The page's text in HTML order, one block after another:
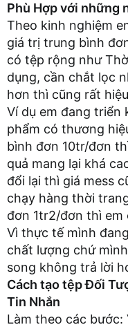
Phù Hợp với những
Theo kinh nghiệm
giá trị trung bình
có tệp rộng như
dụng, cần chắt lọc
hơn thì cũng rất
Ví dụ em đang triển
phẩm có thương
bình đơn 10tr/đơn
quả mang lại khá
đổi lại thì giá mess
chạy hàng thời
đơn 1tr2/đơn thì em
Vì thực tế mình
chất lượng chứ
song không trả lời
Cách tạo tệp Đối
Tin Nhắn
Làm theo các